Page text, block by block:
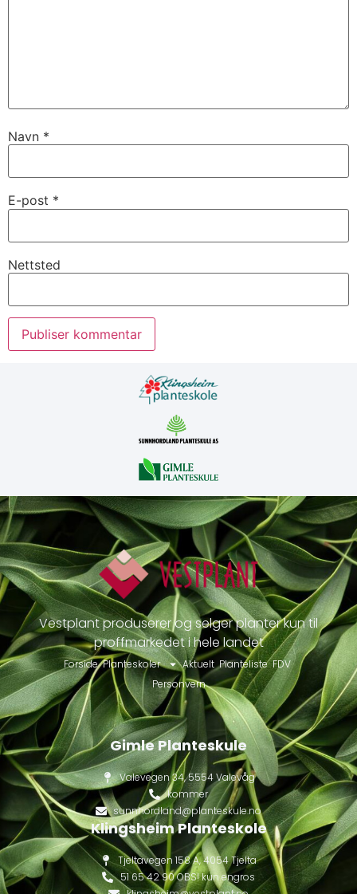
Navn *
E-post *
Nettsted
Vestplant produserer og selger planter kun til
proffmarkedet i hele landet
Forside Planteskoler Aktuelt Planteliste FDV
Personvern
Gimle Planteskule
Valevegen 34, 5554 Valevåg
kommer
sunnhordland@planteskule.no
Klingsheim Planteskole
Tjeltavegen 158 A, 4054 Tjelta
51 65 42 90 OBS! kun engros